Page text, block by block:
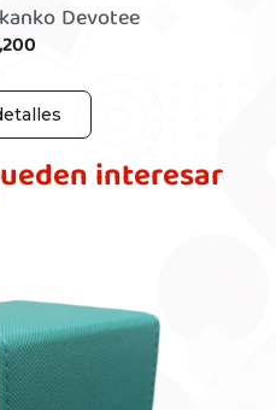
Devotee
interesar